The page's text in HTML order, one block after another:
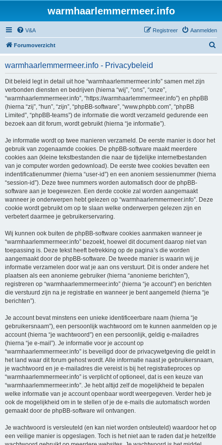
warmhaarlemmermeer.info
V&A Aanmelden
Registreer
Forumoverzicht
warmhaarlemmermeer.info - Privacybeleid
Dit beleid legt in detail uit hoe “warmhaarlemmermeer.info” samen met zijn
verbonden diensten en bedrijven (hierna “wij”, “ons”, “onze”,
“warmhaarlemmermeer.info”, “https://warmhaarlemmermeer.info”) en phpBB
(hierna “zij”, “hun”, “zijn”, “phpBB-software”, “www.phpbb.com”, “phpBB
Limited”, “phpBB-teams”) de informatie die wordt verzameld gedurende een
bezoek aan dit forum, wordt gebruikt (hierna “je informatie”).
Je informatie wordt op twee manieren verzameld. De eerste manier is door het
gebruik van zogenaamde cookies. De phpBB-software maakt meerdere
cookies aan (kleine tekstbestanden die naar de tijdelijke internetbestanden
van je computer worden gedownload). De eerste twee cookies bevatten een
indentificatienummer (hierna “user-id”) en een anoniem sessienummer (hierna
“session-id”). Deze twee nummers worden automatisch door de phpBB-
software aan je toegewezen. Een derde cookie zal worden aangemaakt
wanneer je onderwerpen hebt gelezen op “warmhaarlemmermeer.info”. Deze
cookie wordt gebruikt om op te slaan welke onderwerpen gelezen zijn en
verbetert daarmee je gebruikerservaring.
Wij kunnen ook buiten de phpBB-software cookies aanmaken wanneer je
“warmhaarlemmermeer.info” bezoekt, hoewel dit document daarop niet van
toepassing is. Deze tekst heeft betrekking op de pagina’s die worden
aangemaakt door de phpBB-software. De tweede manier is waarin wij je
informatie verzamelen door wat je aan ons verstuurt. Dit is onder andere het
plaatsen als een anonieme gebruiker (hierna “anonieme berichten”),
registreren op “warmhaarlemmermeer.info” (hierna “je account”) en berichten
die verstuurd zijn na je registratie en wanneer je bent aangemeld (hierna “je
berichten”).
Je account bevat minstens een unieke identificeerbare naam (hierna “je
gebruikersnaam”), een persoonlijk wachtwoord om te kunnen aanmelden op je
account (hierna “je wachtwoord”) en een persoonlijk, geldig e-mailadres
(hierna “je e-mail”). Je informatie voor je account op
“warmhaarlemmermeer.info” is beveiligd door de privacywetgeving die geldt in
het land waar dit forum gehost wordt. Alle informatie naast je gebruikersnaam,
je wachtwoord en je e-mailadres die vereist is bij het registratieproces op
“warmhaarlemmermeer.info” is verplicht of optioneel, dat is een keuze van
“warmhaarlemmermeer.info”. Je hebt altijd zelf de mogelijkheid te bepalen
welke informatie van je account openbaar wordt weergegeven. Verder heb je
ook de mogelijkheid om in te stellen of je de e-mails die automatisch worden
gemaakt door de phpBB-software wil ontvangen.
Je wachtwoord is versleuteld (en kan niet worden ontsleuteld) waardoor het op
een veilige manier is opgeslagen. Toch is het niet aan te raden dat je hetzelfde